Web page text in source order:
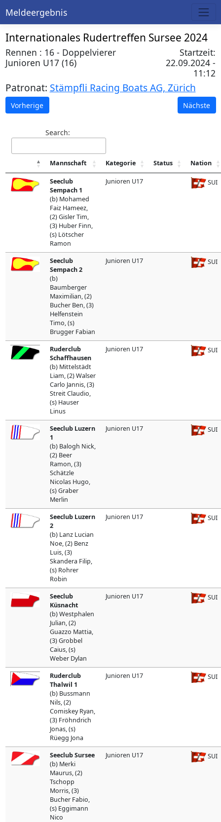
Meldeergebnis
Internationales Rudertreffen Sursee 2024
Rennen : 16 - Doppelvierer
Junioren U17 (16)
Startzeit:
22.09.2024 -
11:12
Patronat: Stämpfli Racing Boats AG, Zürich
Vorherige Nächste
Search:
Mannschaft Kategorie Status Nation
Seeclub
Sempach 1
(b) Mohamed
Faiz Hameez,
(2) Gisler Tim,
(3) Huber Finn,
(s) Lötscher
Ramon
Junioren U17 SUI
Seeclub
Sempach 2
(b)
Baumberger
Maximilian, (2)
Bucher Ben, (3)
Helfenstein
Timo, (s)
Brugger Fabian
Junioren U17 SUI
Ruderclub
Schaffhausen
(b) Mittelstädt
Liam, (2) Walser
Carlo Jannis, (3)
Streit Claudio,
(s) Hauser
Linus
Junioren U17 SUI
Seeclub Luzern
1
(b) Balogh Nick,
(2) Beer
Ramon, (3)
Schätzle
Nicolas Hugo,
(s) Graber
Merlin
Junioren U17 SUI
Seeclub Luzern
2
(b) Lanz Lucian
Noe, (2) Benz
Luis, (3)
Skandera Filip,
(s) Rohrer
Robin
Junioren U17 SUI
Seeclub
Küsnacht
(b) Westphalen
Julian, (2)
Guazzo Mattia,
(3) Grobbel
Caius, (s)
Weber Dylan
Junioren U17 SUI
Ruderclub
Thalwil 1
(b) Bussmann
Nils, (2)
Comiskey Ryan,
(3) Fröhndrich
Jonas, (s)
Rüegg Jona
Junioren U17 SUI
Seeclub Sursee
(b) Merki
Maurus, (2)
Tschopp
Morris, (3)
Bucher Fabio,
(s) Eggimann
Nico
Junioren U17 SUI